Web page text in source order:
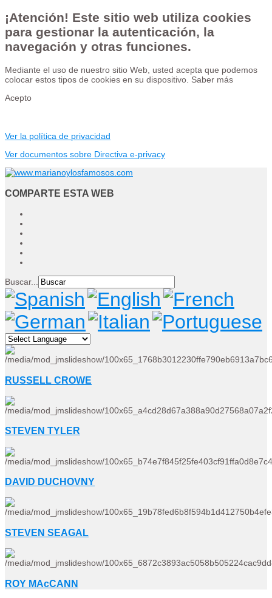
¡Atención! Este sitio web utiliza cookies
para gestionar la autenticación, la
navegación y otras funciones.
Mediante el uso de nuestro sitio Web, usted acepta que podemos
colocar estos tipos de cookies en su dispositivo. Saber más
Acepto
Ver la política de privacidad
Ver documentos sobre Directiva e-privacy
COMPARTE ESTA WEB
Buscar...
RUSSELL CROWE
STEVEN TYLER
DAVID DUCHOVNY
STEVEN SEAGAL
ROY MAcCANN